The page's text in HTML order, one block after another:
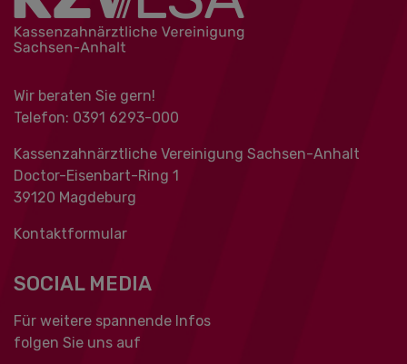
Wir beraten Sie gern!
Telefon: 0391 ‍6293-000
Kassenzahnärztliche Vereinigung Sachsen-Anhalt
Doctor-Eisenbart-Ring 1
39120 Magdeburg
Kontaktformular
SOCIAL MEDIA
Für weitere spannende Infos
folgen Sie uns auf